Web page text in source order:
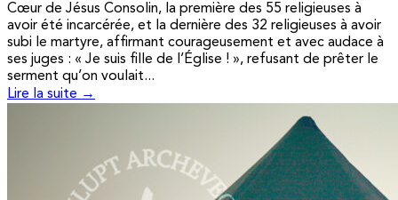
Cœur de Jésus Consolin, la première des 55 religieuses à
avoir été incarcérée, et la dernière des 32 religieuses à avoir
subi le martyre, affirmant courageusement et avec audace à
ses juges : « Je suis fille de l’Église ! », refusant de prêter le
serment qu’on voulait...
Lire la suite →